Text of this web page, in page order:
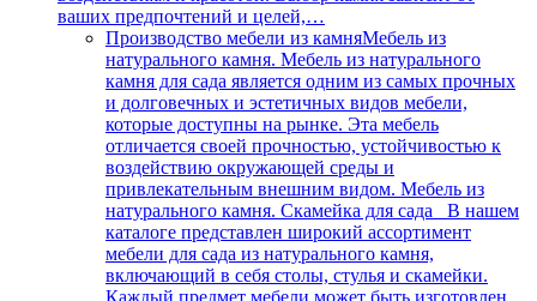
ваших предпочтений и целей,…
Производство мебели из камняМебель из
натурального камня. Мебель из натурального
камня для сада является одним из самых прочных
и долговечных и эстетичных видов мебели,
которые доступны на рынке. Эта мебель
отличается своей прочностью, устойчивостью к
воздействию окружающей среды и
привлекательным внешним видом. Мебель из
натурального камня. Скамейка для сада В нашем
каталоге представлен широкий ассортимент
мебели для сада из натурального камня,
включающий в себя столы, стулья и скамейки.
Каждый предмет мебели может быть изготовлен